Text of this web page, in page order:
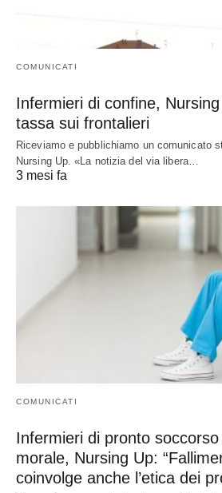
COMUNICATI
Infermieri di confine,
tassa sui frontalieri
Riceviamo e pubblichiamo un comunicato
Nursing Up. «La notizia del via libera…
3 mesi fa
COMUNICATI
Infermieri di pronto
morale, Nursing Up:
coinvolge anche l’etica dei